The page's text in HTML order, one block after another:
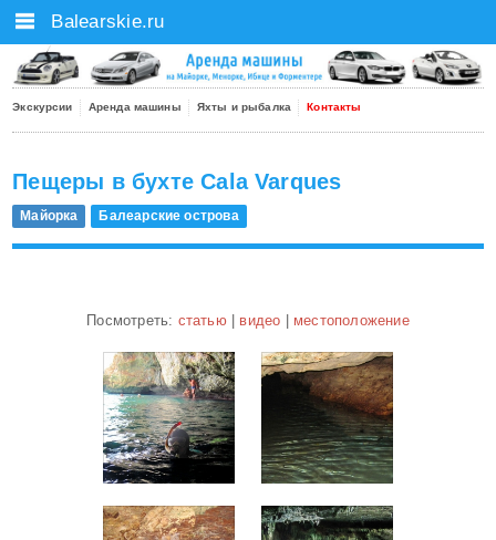
Экскурсии Аренда машины Яхты и рыбалка Контакты
Пещеры в бухте Cala Varques
Майорка Балеарские острова
Посмотреть: статью| видео местоположение
Balearskie.ru